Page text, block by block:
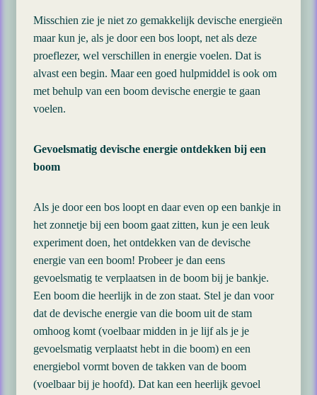
Misschien zie je niet zo gemakkelijk devische energieën
maar kun je, als je door een bos loopt, net als deze
proeflezer, wel verschillen in energie voelen. Dat is
alvast een begin. Maar een goed hulpmiddel is ook om
met behulp van een boom devische energie te gaan
voelen.
Gevoelsmatig devische energie ontdekken bij een
boom
Als je door een bos loopt en daar even op een bankje in
het zonnetje bij een boom gaat zitten, kun je een leuk
experiment doen, het ontdekken van de devische
energie van een boom! Probeer je dan eens
gevoelsmatig te verplaatsen in de boom bij je bankje.
Een boom die heerlijk in de zon staat. Stel je dan voor
dat de devische energie van die boom uit de stam
omhoog komt (voelbaar midden in je lijf als je je
gevoelsmatig verplaatst hebt in die boom) en een
energiebol vormt boven de takken van de boom
(voelbaar bij je hoofd). Dat kan een heerlijk gevoel